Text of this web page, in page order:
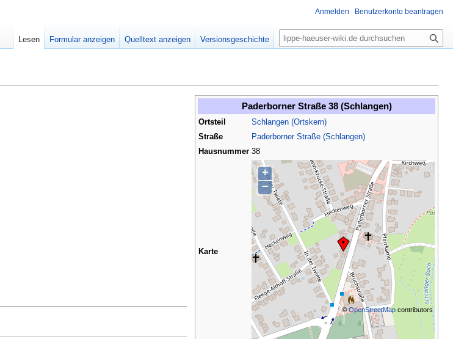
Paderborner Straße 38 (Schlangen)
Ortsteil
Schlangen (Ortskern)
Straße
Paderborner Straße (Schlangen)
Hausnummer 38
Karte
+
−
©OpenStreetMap contributors
Anmelden Benutzerkonto beantragen
Lesen Formular anzeigen Quelltext anzeigen Versionsgeschichte
S
u
e